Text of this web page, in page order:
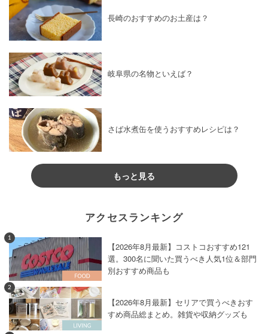
長崎のおすすめのお土産は？
岐阜県の名物といえば？
さば水煮缶を使うおすすめレシピは？
もっと見る
アクセスランキング
1
【2026年8月最新】コストコおすすめ121
選。300名に聞いた買うべき人気1位＆部門
別おすすめ商品も
2
【2026年8月最新】セリアで買うべきおす
すめ商品総まとめ。雑貨や収納グッズも